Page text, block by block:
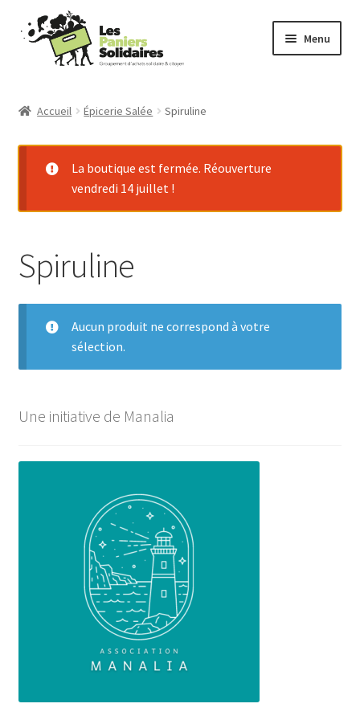
Aller
Aller
contenu
Menu
Mode d’emploi
Qui sommes-nous ?
Actu
Contact
Connexion
Accueil Épicerie Salée Spiruline
La boutique est fermée. Réouverture
vendredi 14 juillet !
Spiruline
Aucun produit ne correspond à votre
sélection.
Une initiative de Manalia